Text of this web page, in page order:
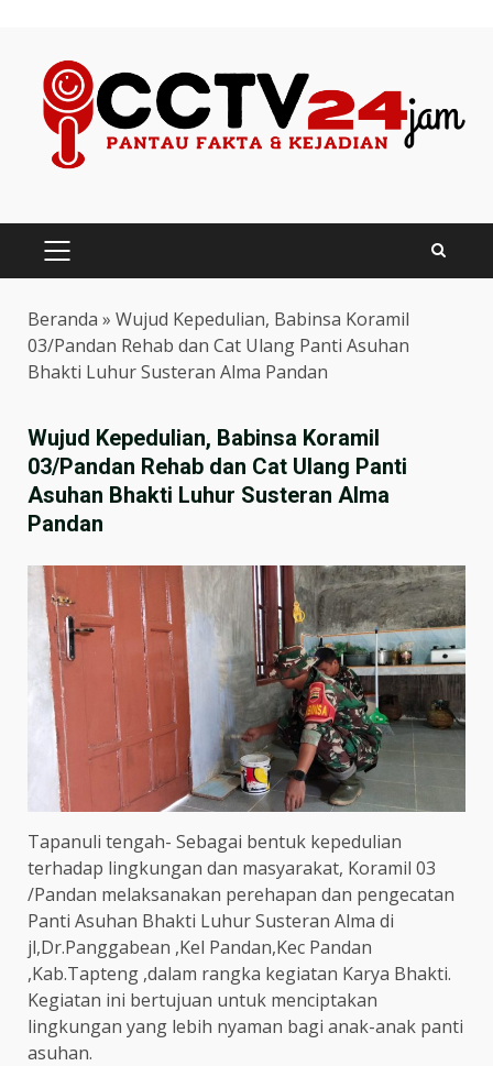
content
PRIMARY
MENU
Beranda » Wujud Kepedulian, Babinsa Koramil
03/Pandan Rehab dan Cat Ulang Panti Asuhan
Bhakti Luhur Susteran Alma Pandan
Wujud Kepedulian, Babinsa Koramil
03/Pandan Rehab dan Cat Ulang Panti
Asuhan Bhakti Luhur Susteran Alma
Pandan
Tapanuli tengah- Sebagai bentuk kepedulian
terhadap lingkungan dan masyarakat, Koramil 03
/Pandan melaksanakan perehapan dan pengecatan
Panti Asuhan Bhakti Luhur Susteran Alma di
jl,Dr.Panggabean ,Kel Pandan,Kec Pandan
,Kab.Tapteng ,dalam rangka kegiatan Karya Bhakti.
Kegiatan ini bertujuan untuk menciptakan
lingkungan yang lebih nyaman bagi anak-anak panti
asuhan.